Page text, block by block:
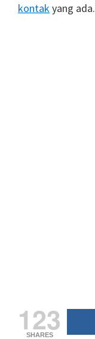
kontak yang ada.
123
SHARES